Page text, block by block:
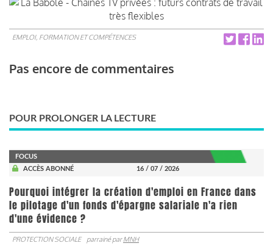
EMPLOI, FORMATION ET COMPÉTENCES
Pas encore de commentaires
POUR PROLONGER LA LECTURE
FOCUS
ACCÈS ABONNÉ
16 / 07 / 2026
Pourquoi intégrer la création d'emploi en France dans
le pilotage d'un fonds d'épargne salariale n'a rien
d'une évidence ?
PROTECTION SOCIALE parrainé parMNH